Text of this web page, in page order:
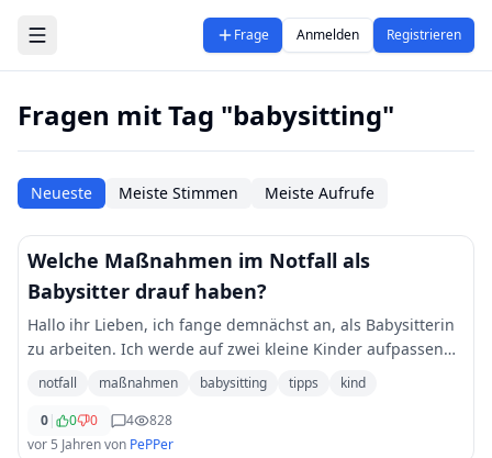
Zum Hauptinhalt springen
Frage Anmelden Registrieren
Fragen mit Tag "babysitting"
Neueste Meiste Stimmen Meiste Aufrufe
Welche Maßnahmen im Notfall als
Babysitter drauf haben?
Hallo ihr Lieben, ich fange demnächst an, als Babysitterin
zu arbeiten. Ich werde auf zwei kleine Kinder aufpassen
müssen, ein 1-jähriges Mädchen und ein 4-jähriger Junge.
Ich kenne die Familie gut u
notfall maßnahmen babysitting tipps
kind
0| 0 0 4
828
vor 5 Jahrenvon PePPer